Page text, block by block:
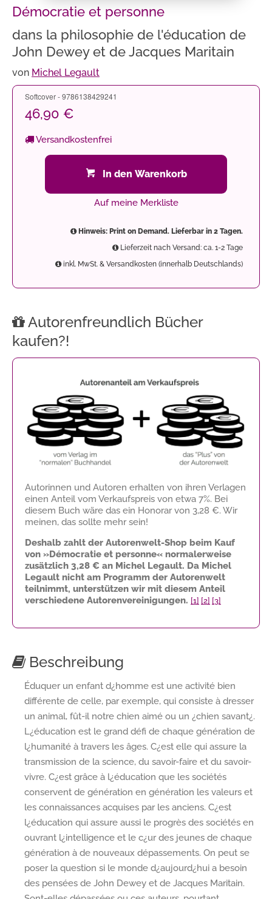
Démocratie et personne
dans la philosophie de l'éducation de
John Dewey et de Jacques Maritain
von Michel Legault
Softcover - 9786138429241
46,90 €
Versandkostenfrei
In den Warenkorb
Auf meine Merkliste
Hinweis: Print on Demand. Lieferbar in 2 Tagen.
Lieferzeit nach Versand: ca. 1-2 Tage
inkl. MwSt. & Versandkosten (innerhalb Deutschlands)
Autorenfreundlich Bücher
kaufen?!
Autorinnen und Autoren erhalten von ihren Verlagen
einen Anteil vom Verkaufspreis von etwa 7%. Bei
diesem Buch wäre das ein Honorar von 3,28 €. Wir
meinen, das sollte mehr sein!
Deshalb zahlt der Autorenwelt-Shop beim Kauf
von »Démocratie et personne« normalerweise
zusätzlich 3,28 € an Michel Legault. Da Michel
Legault nicht am Programm der Autorenwelt
teilnimmt, unterstützen wir mit diesem Anteil
verschiedene Autorenvereinigungen. [1] [2] [3]
Beschreibung
Éduquer un enfant d¿homme est une activité bien
différente de celle, par exemple, qui consiste à dresser
un animal, fût-il notre chien aimé ou un ¿chien savant¿.
L¿éducation est le grand défi de chaque génération de
l¿humanité à travers les âges. C¿est elle qui assure la
transmission de la science, du savoir-faire et du savoir-
vivre. C¿est grâce à l¿éducation que les sociétés
conservent de génération en génération les valeurs et
les connaissances acquises par les anciens. C¿est
l¿éducation qui assure aussi le progrès des sociétés en
ouvrant l¿intelligence et le c¿ur des jeunes de chaque
génération à de nouveaux dépassements. On peut se
poser la question si le monde d¿aujourd¿hui a besoin
des pensées de John Dewey et de Jacques Maritain.